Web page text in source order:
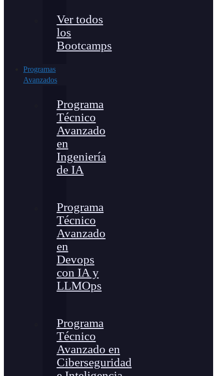
Ver todos
los
Bootcamps
Programas
Avanzados
Programa
Técnico
Avanzado
en
Ingeniería
de IA
Programa
Técnico
Avanzado
en
Devops
con IA y
LLMOps
Programa
Técnico
Avanzado en
Ciberseguridad